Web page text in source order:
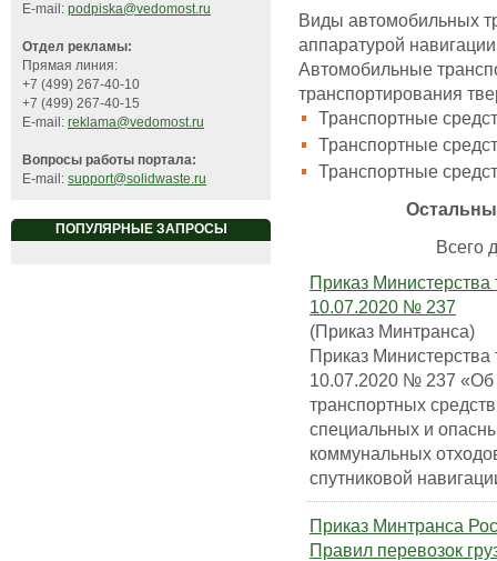
E-mail: podpiska@vedomost.ru
Отдел рекламы:
Прямая линия:
+7 (499) 267-40-10
+7 (499) 267-40-15
E-mail: reklama@vedomost.ru
Вопросы работы портала:
E-mail: support@solidwaste.ru
ПОПУЛЯРНЫЕ ЗАПРОСЫ
Виды автомобильных
аппаратурой
Автомобильные
транспортирования
Транспортные
Транспортные
Транспортные
Всего
Приказ Министерства
10.07.2020 № 237
(Приказ Минтранса)
Приказ Министерства
10.07.2020 № 237 «Об
транспортных
специальных и
коммунальных
спутниковой
Приказ Минтранса
Правил перевозок